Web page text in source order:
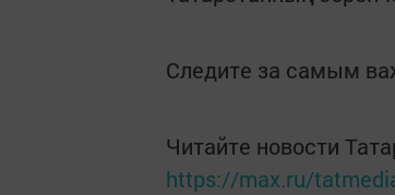
Следите за самым
Читайте новости
https://max.ru/